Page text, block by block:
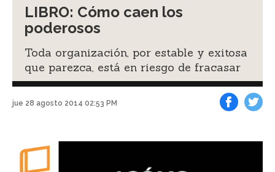
LIBRO: Cómo caen los
poderosos
Toda organización, por estable y exitosa
que parezca, está en riesgo de fracasar
jue 28 agosto 2014 02:53 PM